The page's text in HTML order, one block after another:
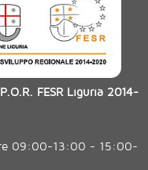
FESR Liguria 2014-
09:00-13:00 - 15:00-